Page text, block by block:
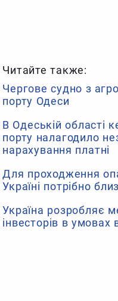
Читайте также:
Чергове судно з
порту Одеси
В Одеській області
порту налагодило
нарахування платні
Для проходження
Україні потрібно
Україна розробляє
інвесторів в умовах